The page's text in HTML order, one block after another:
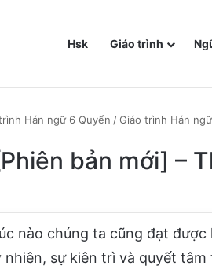
Hsk Giáo trình
Hán ngữ 6 Quyển /Giáo trình Hán
bản mới] –
nào chúng ta cũng đạt được
sự kiên trì và quyết tâm